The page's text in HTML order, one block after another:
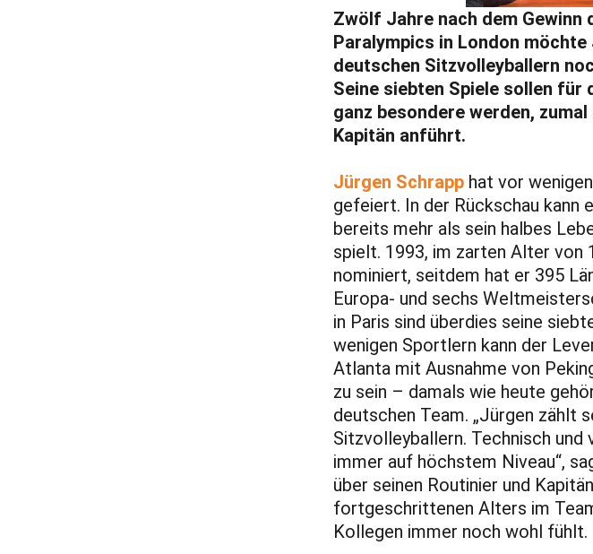
Zwölf Jahre nach dem Gewinn
Paralympics in London
deutschen Sitzvolleyballern
Seine siebten Spiele sollen für
ganz besondere werden,
Kapitän anführt.
Jürgen Schrapp hat vor
gefeiert. In der Rückschau kann
bereits mehr als sein halbes
spielt. 1993, im zarten Alter von
nominiert, seitdem hat er 395
Europa- und sechs
in Paris sind überdies seine
wenigen Sportlern kann der
Atlanta mit Ausnahme von
zu sein – damals wie heute
deutschen Team. „Jürgen zählt
Sitzvolleyballern. Technisch
immer auf höchstem Niveau“,
über seinen Routinier und
fortgeschrittenen Alters im
Kollegen immer noch wohl fühlt.